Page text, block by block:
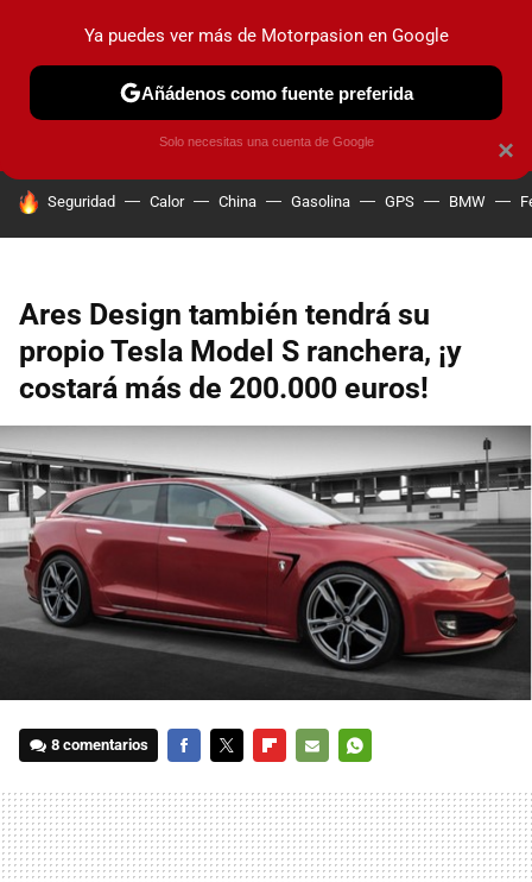
PRUEBAS COCHES ELÉCTRICOS OBSERVATORIO
HOY SE HABLA DE
Seguridad Calor China Gasolina GPS BMW
Ares Design también tendrá su
propio Tesla Model S ranchera, ¡y
costará más de 200.000 euros!
8 comentarios
MAIL
×
Ya puedes ver más de Motorpasion en Google
Añádenos como fuente preferida
Solo necesitas una cuenta de Google